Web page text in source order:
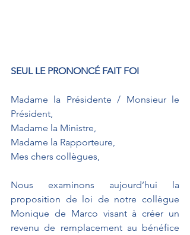
SEUL LE PRONONCÉ FAIT FOI
Madame la Présidente / Monsieur le
Président,
Madame la Ministre,
Madame la Rapporteure,
Mes chers collègues,
Nous examinons aujourd’hui la
proposition de loi de notre collègue
Monique de Marco visant à créer un
revenu de remplacement au bénéfice